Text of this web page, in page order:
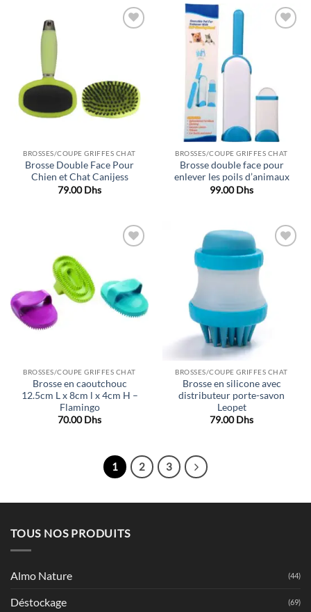
85.00 Dhs.65.00
BROSSES/COUPE GRIFFES CHAT
Brosse Double Face Pour
Chien et Chat Canijess
79.00Dhs
BROSSES/COUPE GRIFFES CHAT
Brosse double face pour
enlever les poils d’animaux
99.00Dhs
souhaits
BROSSES/COUPE GRIFFES CHAT
Brosse en caoutchouc
12.5cm L x 8cm l x 4cm H –
Flamingo
70.00Dhs
BROSSES/COUPE GRIFFES CHAT
Brosse en silicone avec
distributeur porte-savon
Leopet
79.00Dhs
1 2 3
TOUS NOS PRODUITS
Almo Nature (44)
Déstockage (69)